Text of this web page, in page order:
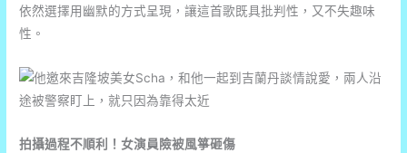
依然選擇用幽默的方式呈現，讓這首歌既具批判性，又不失趣味
性。
拍攝過程不順利！女演員險被風箏砸傷